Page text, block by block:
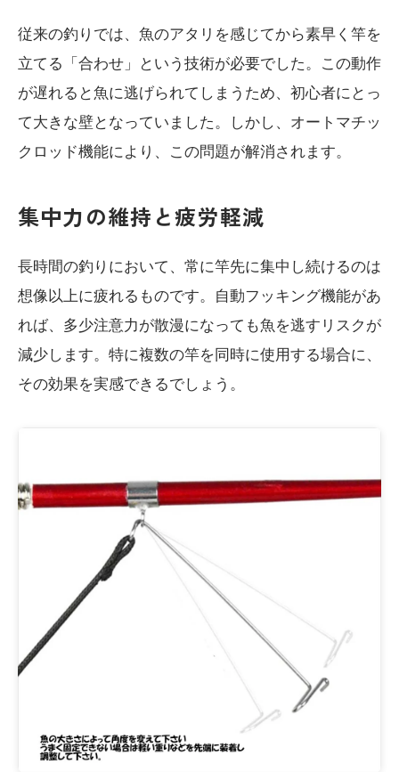
従来の釣りでは、魚のアタリを感じてから素早く竿を
立てる「合わせ」という技術が必要でした。この動作
が遅れると魚に逃げられてしまうため、初心者にとっ
て大きな壁となっていました。しかし、オートマチッ
クロッド機能により、この問題が解消されます。
集中力の維持と疲労軽減
長時間の釣りにおいて、常に竿先に集中し続けるのは
想像以上に疲れるものです。自動フッキング機能があ
れば、多少注意力が散漫になっても魚を逃すリスクが
減少します。特に複数の竿を同時に使用する場合に、
その効果を実感できるでしょう。